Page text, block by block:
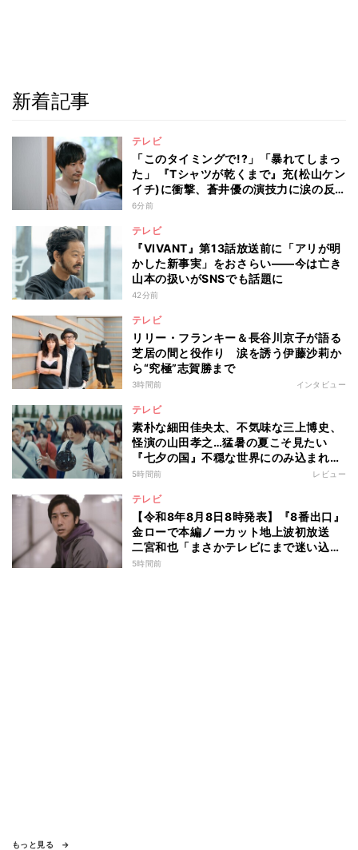
新着記事
テレビ
「このタイミングで!?」「暴れてしまっ
た」 『Tシャツが乾くまで』充(松山ケン
イチ)に衝撃、蒼井優の演技力に涙の反
響も
6分前
テレビ
『VIVANT』第13話放送前に「アリが明
かした新事実」をおさらい――今は亡き
山本の扱いがSNSでも話題に
42分前
テレビ
リリー・フランキー＆長谷川京子が語る
芝居の間と役作り 涙を誘う伊藤沙莉か
ら“究極”志賀勝まで
3時間前 インタビュー
テレビ
素朴な細田佳央太、不気味な三上博史、
怪演の山田孝之…猛暑の夏こそ見たい
『七夕の国』不穏な世界にのみ込まれる
超常ミステリー
5時間前 レビュー
テレビ
【令和8年8月8日8時発表】『8番出口』
金ローで本編ノーカット地上波初放送
二宮和也「まさかテレビにまで迷い込ん
でしまうとは」
5時間前
もっと見る